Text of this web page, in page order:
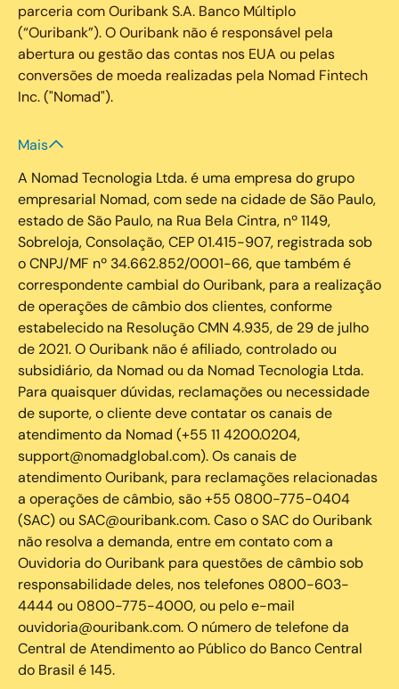
parceria com Ouribank S.A. Banco Múltiplo
(“Ouribank”). O Ouribank não é responsável pela
abertura ou gestão das contas nos EUA ou pelas
conversões de moeda realizadas pela Nomad Fintech
Inc. ("Nomad").
Mais
A Nomad Tecnologia Ltda. é uma empresa do grupo
empresarial Nomad, com sede na cidade de São Paulo,
estado de São Paulo, na Rua Bela Cintra, nº 1149,
Sobreloja, Consolação, CEP 01.415-907, registrada sob
o CNPJ/MF nº 34.662.852/0001-66, que também é
correspondente cambial do Ouribank, para a realização
de operações de câmbio dos clientes, conforme
estabelecido na Resolução CMN 4.935, de 29 de julho
de 2021. O Ouribank não é afiliado, controlado ou
subsidiário, da Nomad ou da Nomad Tecnologia Ltda.
Para quaisquer dúvidas, reclamações ou necessidade
de suporte, o cliente deve contatar os canais de
atendimento da Nomad (+55 11 4200.0204,
support@nomadglobal.com). Os canais de
atendimento Ouribank, para reclamações relacionadas
a operações de câmbio, são +55 0800-775-0404
(SAC) ou SAC@ouribank.com. Caso o SAC do Ouribank
não resolva a demanda, entre em contato com a
Ouvidoria do Ouribank para questões de câmbio sob
responsabilidade deles, nos telefones 0800-603-
4444 ou 0800-775-4000, ou pelo e-mail
ouvidoria@ouribank.com. O número de telefone da
Central de Atendimento ao Público do Banco Central
do Brasil é 145.